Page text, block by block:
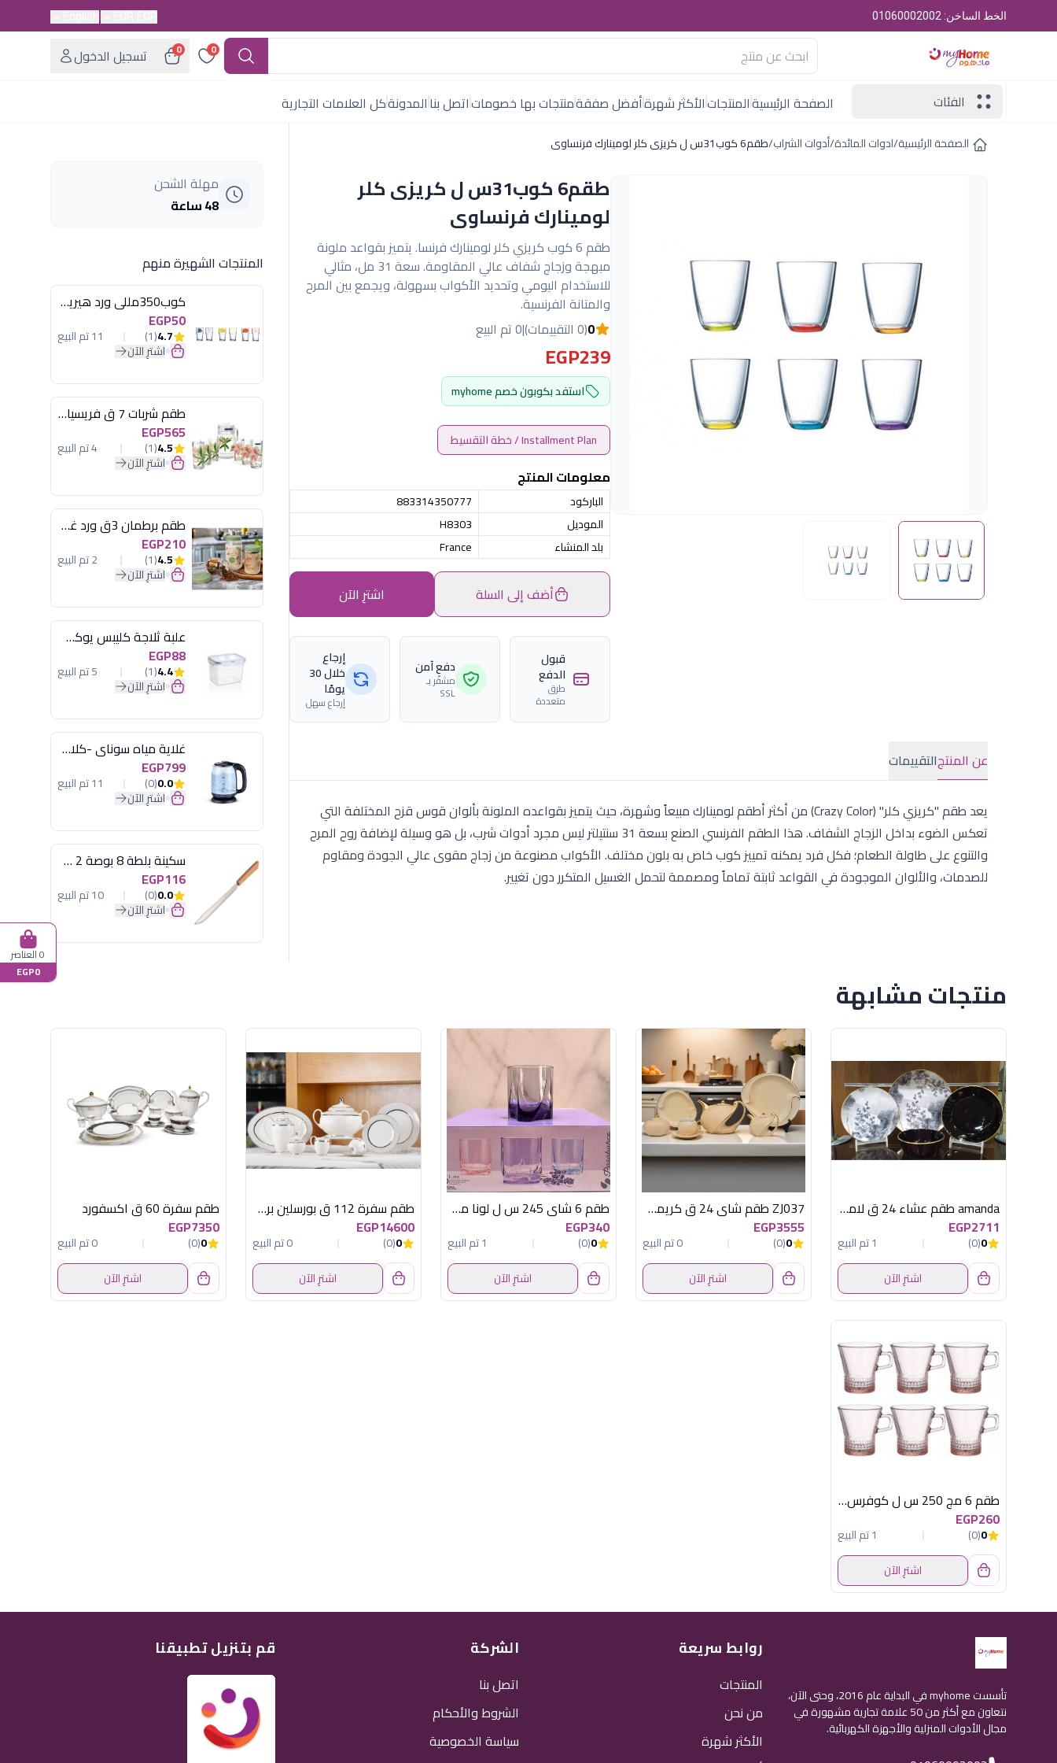
الخط الساخن: 01060002002
0
0
تسجيل الدخول
الفئات
الصفحة الرئيسيةالمنتجاتالأكثر شهرةأفضل صفقةمنتجات بها خصوماتاتصل بناالمدونةكل العلامات التجارية
الصفحة الرئيسية/ادوات المائدة/أدوات الشراب/طقم6 كوب31س ل كريزى كلر لومينارك فرنساوى
طقم6 كوب31س ل كريزى كلر
لومينارك فرنساوى
طقم 6 كوب كريزي كلر لومينارك فرنسا. يتميز بقواعد ملونة
مبهجة وزجاج شفاف عالي المقاومة. سعة 31 مل، مثالي
للاستخدام اليومي وتحديد الأكواب بسهولة، ويجمع بين المرح
والمتانة الفرنسية.
0(0 التقييمات) |0 تم البيع
EGP239
استفد بكوبون خصم myhome
Installment Plan / خطة التقسيط
معلومات المنتج
الباركود
883314350777
الموديل
H8303
بلد المنشاء
France
أضف إلى السلة اشترِ الآن
قبول
الدفع
طرق
متعددة
دفع آمن
مشفّر بـ
SSL
إرجاع
خلال 30
يومًا
إرجاع سهل
عن المنتجالتقييمات
يعد طقم "كريزي كلر" (Crazy Color) من أكثر أطقم لومينارك مبيعاً وشهرة، حيث يتميز بقواعده الملونة بألوان قوس قزح المختلفة التي
تعكس الضوء بداخل الزجاج الشفاف. هذا الطقم الفرنسي الصنع بسعة 31 سنتيلتر ليس مجرد أدوات شرب، بل هو وسيلة لإضافة روح المرح
والتنوع على طاولة الطعام؛ فكل فرد يمكنه تمييز كوب خاص به بلون مختلف. الأكواب مصنوعة من زجاج مقوى عالي الجودة ومقاوم
للصدمات، والألوان الموجودة في القواعد ثابتة تماماً ومصممة لتحمل الغسيل المتكرر دون تغيير.
مهلة الشحن
48 ساعة
المنتجات الشهيرة منهم
كوب350مللى ورد هيريفين
EGP50
4.7
(1) 11 تم البيع
اشترِ الآن
طقم شربات 7 ق فريسيا لومينارك
EGP565
4.5
(1) 4 تم البيع
اشترِ الآن
طقم برطمان 3ق ورد غطاء مينت جرين هيريفين
EGP210
4.5
(1) 2 تم البيع
اشترِ الآن
علبة ثلاجة كليبس يوكسان
EGP88
4.4
(1) 5 تم البيع
اشترِ الآن
غلاية مياه سوناي -كلاسيك 2200 وات، 1.7 لتر زجاج اضائة ليد - MAR-3752
EGP799
0.0
(0) 11 تم البيع
اشترِ الآن
سكينة بلطة 8 بوصة 2 مسمار
EGP116
0.0
(0) 10 تم البيع
اشترِ الآن
منتجات مشابهة
amanda طقم عشاء 24 ق لامع اكسفورد
EGP2711
0
(0)
1 تم البيع
اشترِ الآن
ZJ037 طقم شاى 24 ق كريمى اكسفورد
EGP3555
0
(0)
0 تم البيع
اشترِ الآن
طقم 6 شاى 245 س ل لونا موف باسابتشة
EGP340
0
(0)
1 تم البيع
اشترِ الآن
طقم سفرة 112 ق بورسلين بروكسيل فضى
EGP14600
0
(0)
0 تم البيع
اشترِ الآن
طقم سفرة 60 ق اكسفورد
EGP7350
0
(0)
0 تم البيع
اشترِ الآن
طقم 6 مج 250 س ل كوفرس بينك باسابتشة
EGP260
0
(0)
1 تم البيع
اشترِ الآن
تأسست myhome في البداية عام 2016، وحتى الآن،
نتعاون مع أكثر من 50 علامة تجارية مشهورة في
مجال الأدوات المنزلية والأجهزة الكهربائية.
روابط سريعة
المنتجات
من نحن
الأكثر شهرة
الشركة
اتصل بنا
الشروط والأحكام
سياسة الخصوصية
قم بتنزيل تطبيقنا
0 العناصر
EGP0